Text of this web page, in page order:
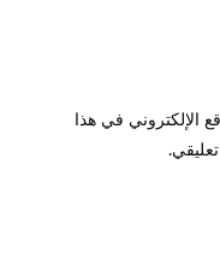
الإلكتروني في هذا